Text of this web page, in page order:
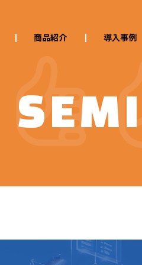
商品紹介 導入事例